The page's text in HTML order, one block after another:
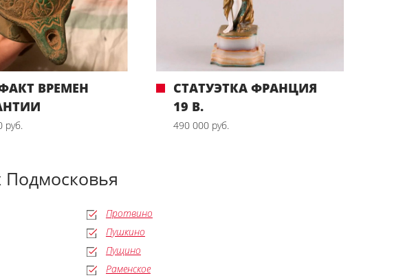
ВРЕМЕН
руб.
СТАТУЭТКА ФРАНЦИЯ
19 В.
490 000 руб.
Протвино
Пушкино
Пущино
Раменское